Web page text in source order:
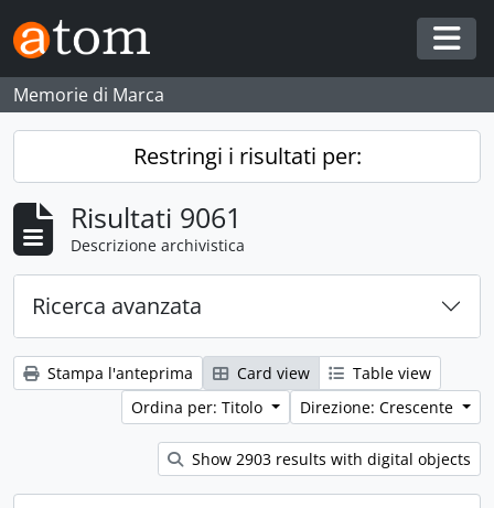
Skip to main content
Memorie di Marca
Restringi i risultati per:
Risultati 9061
Descrizione archivistica
Ricerca avanzata
Stampa l'anteprima Card view
Table view
Ordina per: Titolo
Direzione: Crescente
Show 2903 results with digital objects